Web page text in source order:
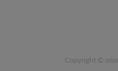
Copyright ©